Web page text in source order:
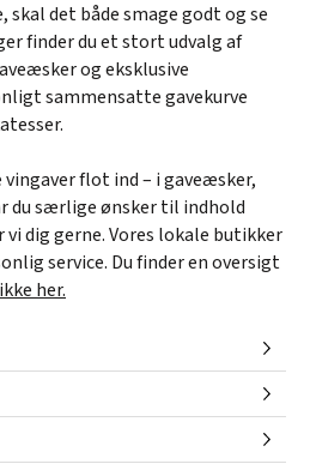
skal det både smage godt og se
finder du et stort udvalg af
og eksklusive
sammensatte gavekurve
flot ind – i gaveæsker,
du særlige ønsker til indhold
dig gerne. Vores lokale butikker
service. Du finder en oversigt
her.